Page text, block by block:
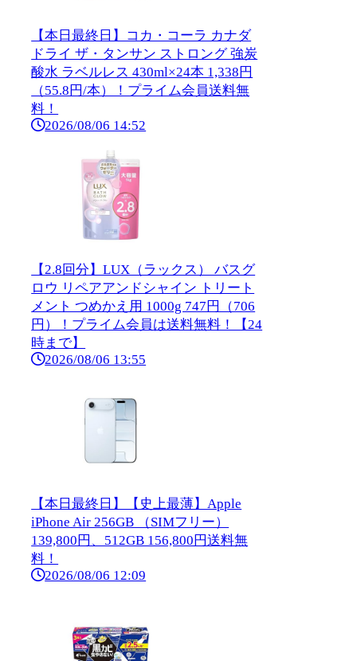
【本日最終日】コカ・コーラ カナダ
ドライ ザ・タンサン ストロング 強炭
酸水 ラベルレス 430ml×24本 1,338円
（55.8円/本）！プライム会員送料無
料！
2026/08/06 14:52
【2.8回分】LUX（ラックス） バスグ
ロウ リペアアンドシャイン トリート
メント つめかえ用 1000g 747円（706
円）！プライム会員は送料無料！【24
時まで】
2026/08/06 13:55
【本日最終日】【史上最薄】Apple
iPhone Air 256GB （SIMフリー）
139,800円、512GB 156,800円送料無
料！
2026/08/06 12:09